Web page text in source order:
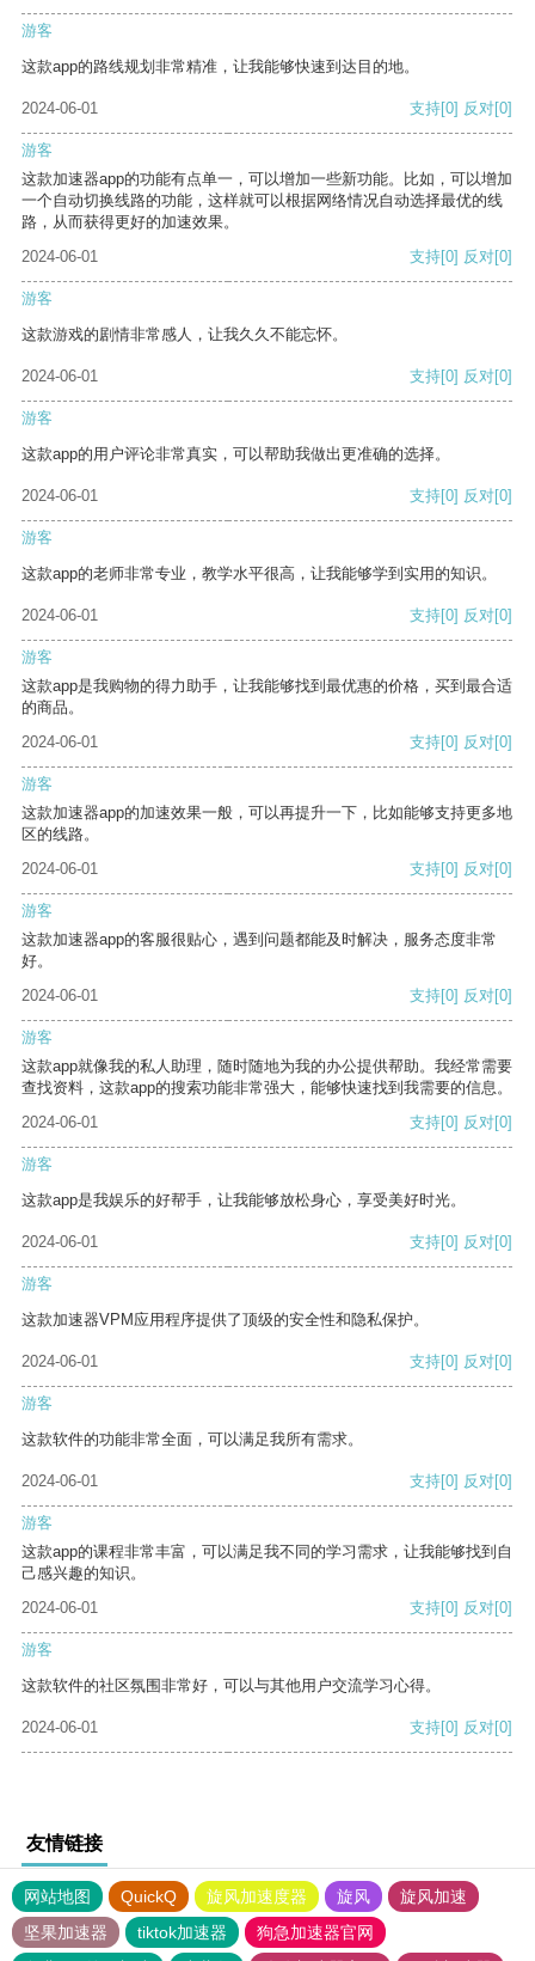
游客
这款app的路线规划非常精准，让我能够快速到达目的地。
2024-06-01 支持[0] 反对[0]
游客
这款加速器app的功能有点单一，可以增加一些新功能。比如，可以增加
一个自动切换线路的功能，这样就可以根据网络情况自动选择最优的线
路，从而获得更好的加速效果。
2024-06-01
支持[0] 反对[0]
游客
这款游戏的剧情非常感人，让我久久不能忘怀。
2024-06-01 支持[0] 反对[0]
游客
这款app的用户评论非常真实，可以帮助我做出更准确的选择。
2024-06-01 支持[0] 反对[0]
游客
这款app的老师非常专业，教学水平很高，让我能够学到实用的知识。
2024-06-01 支持[0] 反对[0]
游客
这款app是我购物的得力助手，让我能够找到最优惠的价格，买到最合适
的商品。
2024-06-01
支持[0] 反对[0]
游客
这款加速器app的加速效果一般，可以再提升一下，比如能够支持更多地
区的线路。
2024-06-01
支持[0] 反对[0]
游客
这款加速器app的客服很贴心，遇到问题都能及时解决，服务态度非常
好。
2024-06-01
支持[0] 反对[0]
游客
这款app就像我的私人助理，随时随地为我的办公提供帮助。我经常需要
查找资料，这款app的搜索功能非常强大，能够快速找到我需要的信息。
2024-06-01
支持[0] 反对[0]
游客
这款app是我娱乐的好帮手，让我能够放松身心，享受美好时光。
2024-06-01 支持[0] 反对[0]
游客
这款加速器VPM应用程序提供了顶级的安全性和隐私保护。
2024-06-01 支持[0] 反对[0]
游客
这款软件的功能非常全面，可以满足我所有需求。
2024-06-01 支持[0] 反对[0]
游客
这款app的课程非常丰富，可以满足我不同的学习需求，让我能够找到自
己感兴趣的知识。
2024-06-01
支持[0] 反对[0]
游客
这款软件的社区氛围非常好，可以与其他用户交流学习心得。
2024-06-01 支持[0] 反对[0]
友情链接
网站地图 QuickQ 旋风加速度器 旋风
旋风加速
坚果加速器
tiktok加速器
狗急加速器官网